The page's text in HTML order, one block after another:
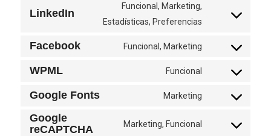
wordpress
service
LinkedIn
Funcional, Marketing,
Estadísticas, Preferencias
Consent
service
linkedin
Facebook Funcional, Marketing
Consent
facebook
WPML Funcional
Consent
Google Fonts Marketing
Consent
Google
reCAPTCHA
Marketing, Funcional
Consent